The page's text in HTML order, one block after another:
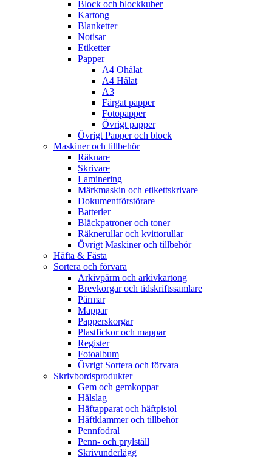
Block och blockkuber
Kartong
Blanketter
Notisar
Etiketter
Papper
A4 Ohålat
A4 Hålat
A3
Färgat papper
Fotopapper
Övrigt papper
Övrigt Papper och block
Maskiner och tillbehör
Räknare
Skrivare
Laminering
Märkmaskin och etikettskrivare
Dokumentförstörare
Batterier
Bläckpatroner och toner
Räknerullar och kvittorullar
Övrigt Maskiner och tillbehör
Häfta & Fästa
Sortera och förvara
Arkivpärm och arkivkartong
Brevkorgar och tidskriftssamlare
Pärmar
Mappar
Papperskorgar
Plastfickor och mappar
Register
Fotoalbum
Övrigt Sortera och förvara
Skrivbordsprodukter
Gem och gemkoppar
Hålslag
Häftapparat och häftpistol
Häftklammer och tillbehör
Pennfodral
Penn- och prylställ
Skrivunderlägg